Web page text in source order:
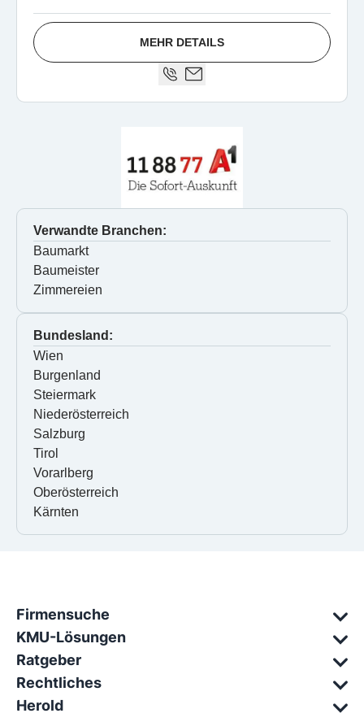
MEHR DETAILS
Verwandte Branchen:
Baumarkt
Baumeister
Zimmereien
Bundesland:
Wien
Burgenland
Steiermark
Niederösterreich
Salzburg
Tirol
Vorarlberg
Oberösterreich
Kärnten
Firmensuche
KMU-Lösungen
Ratgeber
Rechtliches
Herold